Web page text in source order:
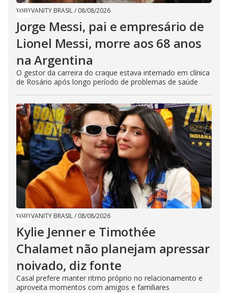
VANITY BRASIL/ 08/08/2026
Jorge Messi, pai e empresário de
Lionel Messi, morre aos 68 anos
na Argentina
O gestor da carreira do craque estava internado em clínica
de Rosário após longo período de problemas de saúde
VANITY BRASIL/ 08/08/2026
Kylie Jenner e Timothée
Chalamet não planejam apressar
noivado, diz fonte
Casal prefere manter ritmo próprio no relacionamento e
aproveita momentos com amigos e familiares